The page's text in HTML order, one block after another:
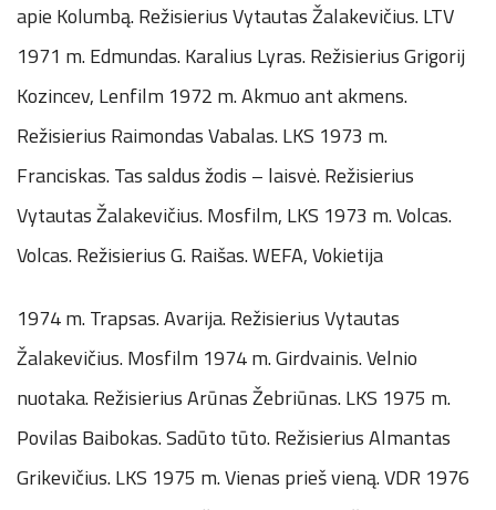
apie Kolumbą. Režisierius Vytautas Žalakevičius. LTV
1971 m. Edmundas. Karalius Lyras. Režisierius Grigorij
Kozincev, Lenfilm 1972 m. Akmuo ant akmens.
Režisierius Raimondas Vabalas. LKS 1973 m.
Franciskas. Tas saldus žodis – laisvė. Režisierius
Vytautas Žalakevičius. Mosfilm, LKS 1973 m. Volcas.
Volcas. Režisierius G. Raišas. WEFA, Vokietija
1974 m. Trapsas. Avarija. Režisierius Vytautas
Žalakevičius. Mosfilm 1974 m. Girdvainis. Velnio
nuotaka. Režisierius Arūnas Žebriūnas. LKS 1975 m.
Povilas Baibokas. Sadūto tūto. Režisierius Almantas
Grikevičius. LKS 1975 m. Vienas prieš vieną. VDR 1976